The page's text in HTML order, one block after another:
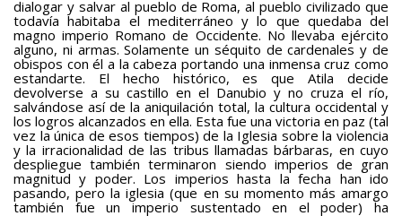
dialogar y salvar al pueblo de Roma, al pueblo civilizado que
todavía habitaba el mediterráneo y lo que quedaba del
magno imperio Romano de Occidente. No llevaba ejército
alguno, ni armas. Solamente un séquito de cardenales y de
obispos con él a la cabeza portando una inmensa cruz como
estandarte. El hecho histórico, es que Atila decide
devolverse a su castillo en el Danubio y no cruza el río,
salvándose así de la aniquilación total, la cultura occidental y
los logros alcanzados en ella. Esta fue una victoria en paz (tal
vez la única de esos tiempos) de la Iglesia sobre la violencia
y la irracionalidad de las tribus llamadas bárbaras, en cuyo
despliegue también terminaron siendo imperios de gran
magnitud y poder. Los imperios hasta la fecha han ido
pasando, pero la iglesia (que en su momento más amargo
también fue un imperio sustentado en el poder) ha